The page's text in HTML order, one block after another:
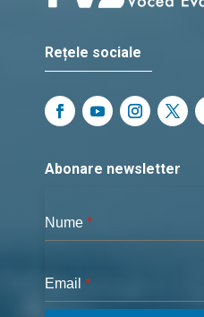
Rețele sociale
Abonare newsletter
Nume *
Email *